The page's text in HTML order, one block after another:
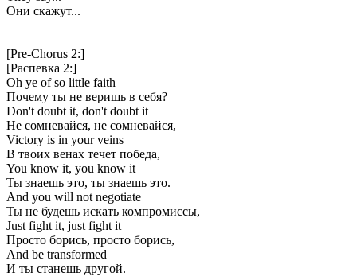
Они скажут...
[Pre-Chorus 2:]
[Распевка 2:]
Oh ye of so little faith
Почему ты не веришь в себя?
Don't doubt it, don't doubt it
Не сомневайся, не сомневайся,
Victory is in your veins
В твоих венах течет победа,
You know it, you know it
Ты знаешь это, ты знаешь это.
And you will not negotiate
Ты не будешь искать компромиссы,
Just fight it, just fight it
Просто борись, просто борись,
And be transformed
И ты станешь другой.